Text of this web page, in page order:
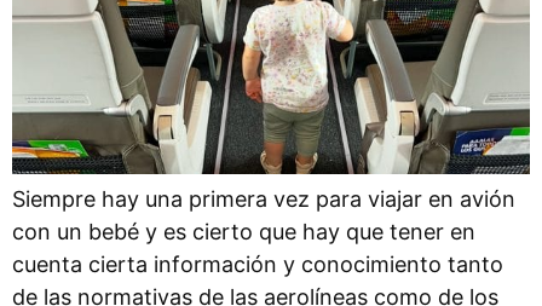
Siempre hay una primera vez para viajar en avión
con un bebé y es cierto que hay que tener en
cuenta cierta información y conocimiento tanto
de las normativas de las aerolíneas como de los